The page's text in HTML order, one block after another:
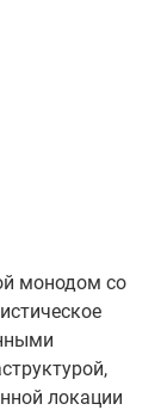
монодом со
локации